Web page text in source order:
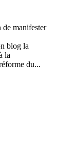
blog la
la
du...